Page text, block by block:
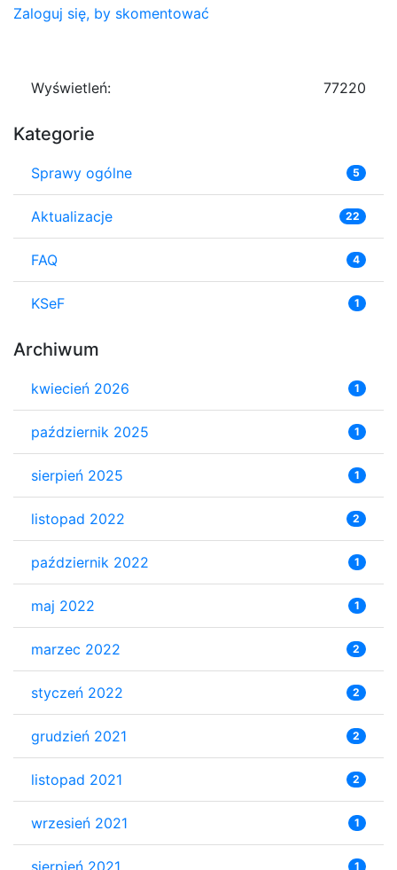
Zaloguj się, by skomentować
Wyświetleń: 77220
Kategorie
Sprawy ogólne 5
Aktualizacje 22
FAQ 4
KSeF 1
Archiwum
kwiecień 2026 1
październik 2025 1
sierpień 2025 1
listopad 2022 2
październik 2022 1
maj 2022 1
marzec 2022 2
styczeń 2022 2
grudzień 2021 2
listopad 2021 2
wrzesień 2021 1
sierpień 2021 1